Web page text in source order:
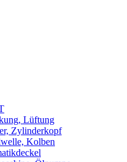
Lüftung
Zylinderkopf
Kolben